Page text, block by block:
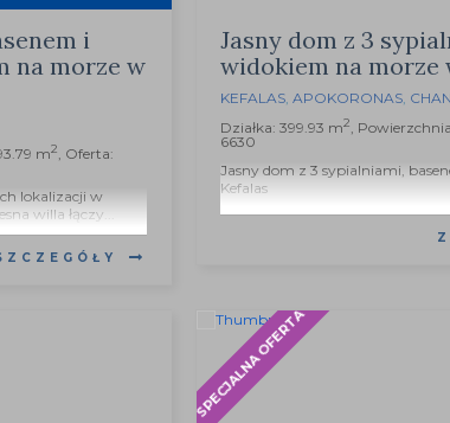
i
na morze w
m2, Oferta:
lokalizacji w
willa łączy...
Jasny dom z 3
widokiem na morze
KEFALAS, APOKORONAS,
Działka: 399.93 m2,
6630
Jasny dom z 3 sypialniami,
Kefalas
SPECJALNA OFERTA